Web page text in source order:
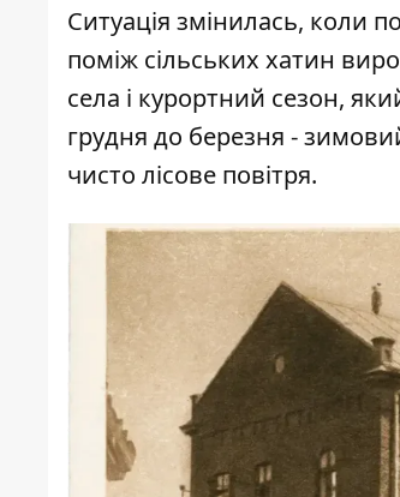
Ситуація змінилась, коли
поміж сільських хатин
села і курортний сезон,
грудня до березня -
чисто лісове повітря.